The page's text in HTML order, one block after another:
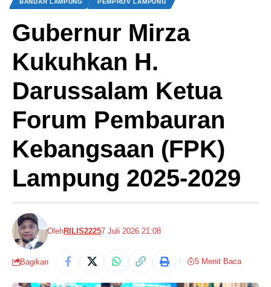
BANDAR LAMPUNG PEMPROV LAMPUNG
Gubernur Mirza
Kukuhkan H.
Darussalam Ketua
Forum Pembauran
Kebangsaan (FPK)
Lampung 2025-2029
OlehRILIS22257 Juli 2026 21:08
Bagikan 5 Menit Baca